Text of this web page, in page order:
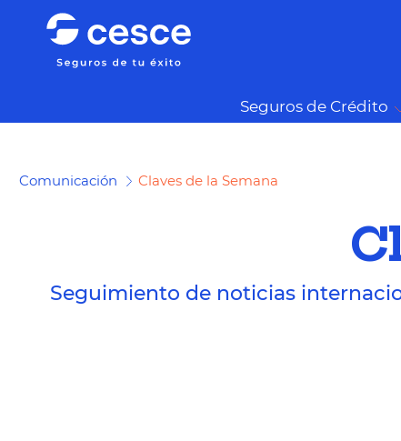
Seguros de Crédito
Comunicación Claves de la Semana
Seguimiento de noticias